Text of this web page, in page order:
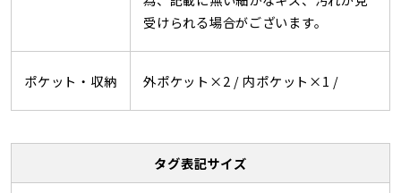
受けられる場合がございます。
ポケット・収納 外ポケット×2 / 内ポケット×1 /
タグ表記サイズ